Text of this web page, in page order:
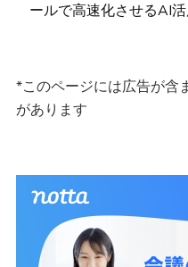
ールで高速化させるAI
*このページには広告が含
があります